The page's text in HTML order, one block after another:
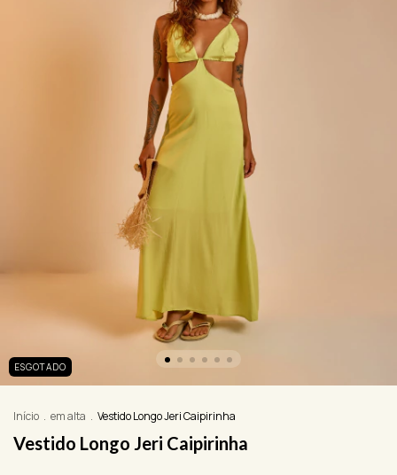
ESGOTADO
Início . em alta . Vestido Longo Jeri Caipirinha
Vestido Longo Jeri Caipirinha